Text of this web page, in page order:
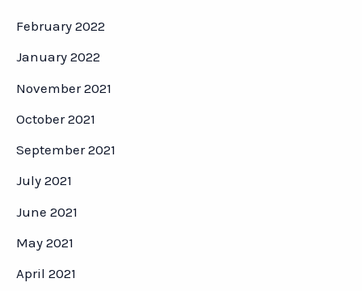
February 2022
January 2022
November 2021
October 2021
September 2021
July 2021
June 2021
May 2021
April 2021